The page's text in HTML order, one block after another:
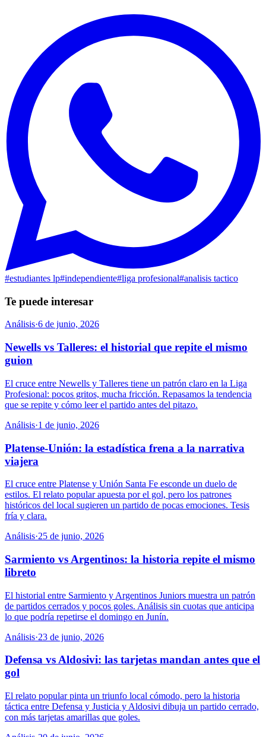
#estudiantes lp#independiente#liga profesional#analisis tactico
Te puede interesar
Análisis·6 de junio, 2026
Newells vs Talleres: el historial que repite el mismo
guion
El cruce entre Newells y Talleres tiene un patrón claro en la Liga
Profesional: pocos gritos, mucha fricción. Repasamos la tendencia
que se repite y cómo leer el partido antes del pitazo.
Análisis·1 de junio, 2026
Platense-Unión: la estadística frena a la narrativa
viajera
El cruce entre Platense y Unión Santa Fe esconde un duelo de
estilos. El relato popular apuesta por el gol, pero los patrones
históricos del local sugieren un partido de pocas emociones. Tesis
fría y clara.
Análisis·25 de junio, 2026
Sarmiento vs Argentinos: la historia repite el mismo
libreto
El historial entre Sarmiento y Argentinos Juniors muestra un patrón
de partidos cerrados y pocos goles. Análisis sin cuotas que anticipa
lo que podría repetirse el domingo en Junín.
Análisis·23 de junio, 2026
Defensa vs Aldosivi: las tarjetas mandan antes que el
gol
El relato popular pinta un triunfo local cómodo, pero la historia
táctica entre Defensa y Justicia y Aldosivi dibuja un partido cerrado,
con más tarjetas amarillas que goles.